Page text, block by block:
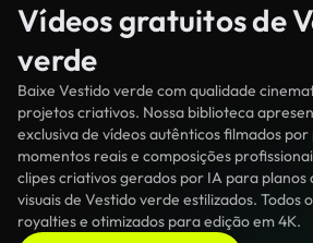
Vídeos gratuitos de
verde
Baixe Vestido verde com qualidade
projetos criativos. Nossa biblioteca
exclusiva de vídeos autênticos filmados
momentos reais e composições
clipes criativos gerados por IA para planos
visuais de Vestido verde estilizados. Todos
royalties e otimizados para edição em 4K.